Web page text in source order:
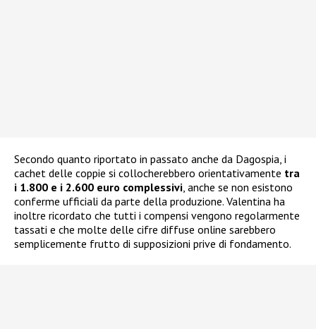
Secondo quanto riportato in passato anche da Dagospia, i
cachet delle coppie si collocherebbero orientativamente tra
i 1.800 e i 2.600 euro complessivi, anche se non esistono
conferme ufficiali da parte della produzione. Valentina ha
inoltre ricordato che tutti i compensi vengono regolarmente
tassati e che molte delle cifre diffuse online sarebbero
semplicemente frutto di supposizioni prive di fondamento.